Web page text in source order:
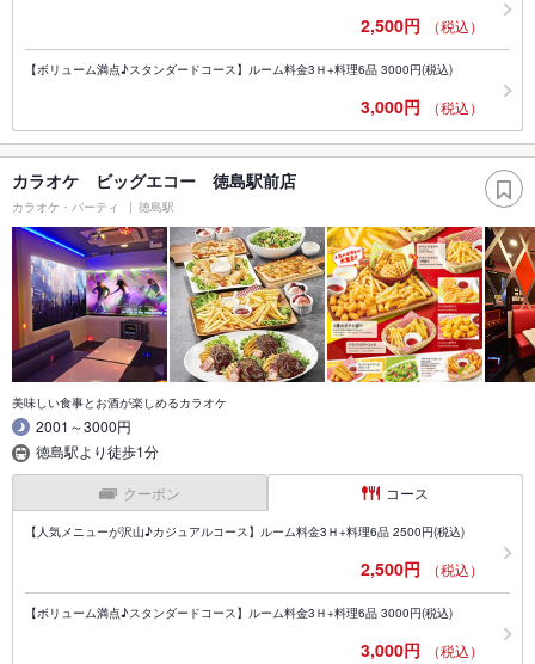
2,500円 （税込）
【ボリューム満点♪スタンダードコース】ルーム料金3Ｈ+料理6品 3000円(税込)
3,000円 （税込）
カラオケ ビッグエコー 徳島駅前店
カラオケ・パーティ 徳島駅
美味しい食事とお酒が楽しめるカラオケ
2001～3000円
徳島駅より徒歩1分
クーポン コース
【人気メニューが沢山♪カジュアルコース】ルーム料金3Ｈ+料理6品 2500円(税込)
2,500円 （税込）
【ボリューム満点♪スタンダードコース】ルーム料金3Ｈ+料理6品 3000円(税込)
3,000円 （税込）